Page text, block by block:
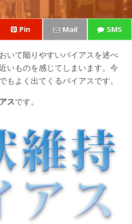
Pin Mail SMS
いて陥りやすいバイアスを述べ
いものを感じてしまいます。今
もよく出てくるバイアスです。
スです。